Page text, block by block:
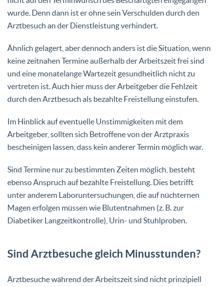
wurde. Denn dann ist er ohne sein Verschulden durch den
Arztbesuch an der Dienstleistung verhindert.
Ähnlich gelagert, aber dennoch anders ist die Situation, wenn
keine zeitnahen Termine außerhalb der Arbeitszeit frei sind
und eine monatelange Wartezeit gesundheitlich nicht zu
vertreten ist. Auch hier muss der Arbeitgeber die Fehlzeit
durch den Arztbesuch als bezahlte Freistellung einstufen.
Im Hinblick auf eventuelle Unstimmigkeiten mit dem
Arbeitgeber, sollten sich Betroffene von der Arztpraxis
bescheinigen lassen, dass kein anderer Termin möglich war.
Sind Termine nur zu bestimmten Zeiten möglich, besteht
ebenso Anspruch auf bezahlte Freistellung. Dies betrifft
unter anderem Laboruntersuchungen, die auf nüchternen
Magen erfolgen müssen wie Blutentnahmen (z. B. zur
Diabetiker Langzeitkontrolle), Urin- und Stuhlproben.
Sind Arztbesuche gleich Minusstunden?
Arztbesuche während der Arbeitszeit sind nicht prinzipiell